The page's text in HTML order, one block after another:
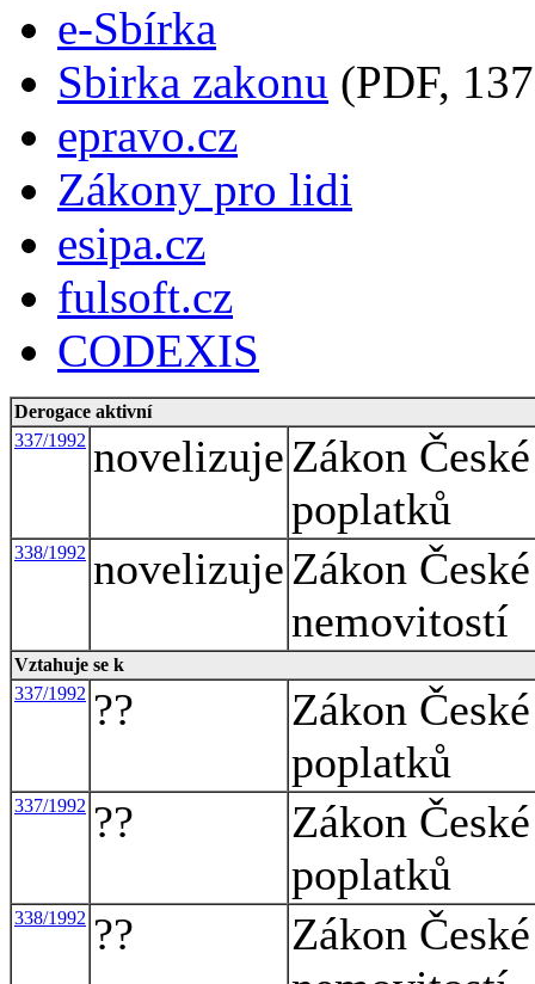
e-Sbírka
Sbirka zakonu (PDF,
epravo.cz
Zákony pro lidi
esipa.cz
fulsoft.cz
CODEXIS
Derogace aktivní
337/1992 novelizujeZákon
poplatků
338/1992 novelizujeZákon
nemovitostí
Vztahuje se k
337/1992 ??
Zákon
poplatků
337/1992 ??
Zákon
poplatků
338/1992 ??
Zákon